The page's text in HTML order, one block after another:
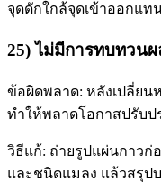
จุดดักใกล้จุดเข้าออกแท
25) ไม่มีการทบทวนผ
ข้อผิดพลาด: หลังเปลี่ยน
ทำให้พลาดโอกาสปรับป
วิธีแก้: ถ่ายรูปแผ่นกาวก่
และชนิดแมลง แล้วสรุป